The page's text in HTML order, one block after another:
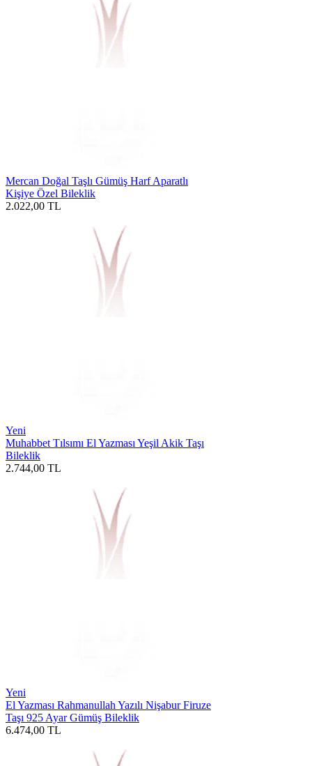
Mercan Doğal Taşlı Gümüş Harf Aparatlı
Kişiye Özel Bileklik
2.022,00 TL
Yeni
Muhabbet Tılsımı El Yazması Yeşil Akik Taşı
Bileklik
2.744,00 TL
Yeni
El Yazması Rahmanullah Yazılı Nişabur Firuze
Taşı 925 Ayar Gümüş Bileklik
6.474,00 TL